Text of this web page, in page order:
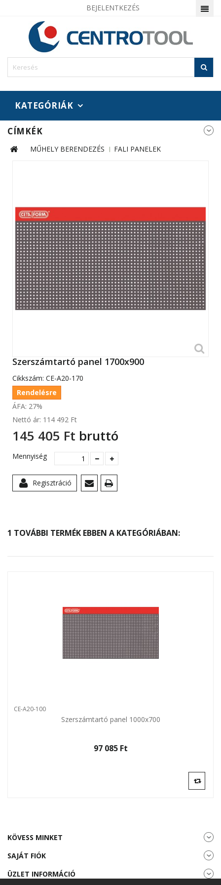
BEJELENTKEZÉS
KATEGÓRIÁK
CÍMKÉK
MŰHELY BERENDEZÉS FALI PANELEK
Szerszámtartó panel 1700x900
Cikkszám: CE-A20-170
Rendelésre
ÁFA: 27%
Nettó ár: 114 492 Ft‎
145 405 Ft‎ bruttó
Mennyiség
Regisztráció
1 TOVÁBBI TERMÉK EBBEN A KATEGÓRIÁBAN:
CE-A20-100
Szerszámtartó panel 1000x700
97 085 Ft‎
KÖVESS MINKET
SAJÁT FIÓK
ÜZLET INFORMÁCIÓ